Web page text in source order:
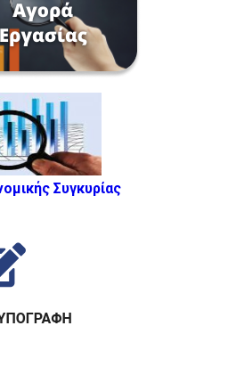
Συγκυρίας